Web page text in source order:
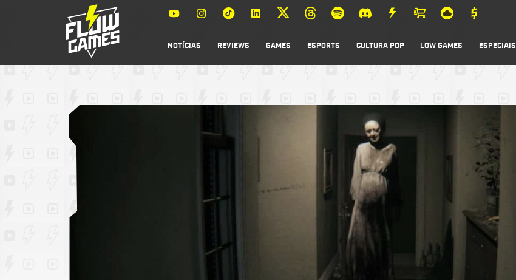
NOTÍCIAS REVIEWS GAMES ESPORTS CULTURA POP LOW GAMES ESPECIAIS